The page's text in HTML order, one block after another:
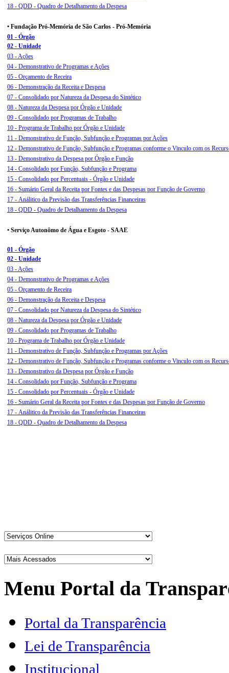
18 - QDD - Quadro de Detalhamento da Despesa
• Fundação Pró-Memória de São Carlos - Pró-Memória
01 - Órgão
02 - Unidade
03 - Ações
04 - Demonstrativo de Programas e Ações
05 - Orçamento de Receira
06 - Demonstração da Receita e Despesa
07 - Consolidado por Natureza da Despesa do Sintético
08 - Natureza da Despesa por Órgão e Unidade
09 - Consolidado por Programas de Trabalho
10 - Programa de Trabalho por Órgão e Unidade
11 - Demonstrativo de Função, Subfunção e Programas por Ações
12 - Demonstrativo de Função, Subfunção e Programas conforme o Vinculo com os
13 - Demonstrativo da Despesa por Órgão e Função
14 - Consolidado por Função, Subfunção e Programa
15 - Consolidado por Percentuais - Órgão e Unidade
16 - Sumário Geral da Receita por Fontes e das Despesas por Função de Governo
17 - Análitico da Previsão das Transferências Financeiras
18 - QDD - Quadro de Detalhamento da Despesa
• Serviço Autonômo de Água e Esgoto - SAAE
01 - Órgão
02 - Unidade
03 - Ações
04 - Demonstrativo de Programas e Ações
05 - Orçamento de Receira
06 - Demonstração da Receita e Despesa
07 - Consolidado por Natureza da Despesa do Sintético
08 - Natureza da Despesa por Órgão e Unidade
09 - Consolidado por Programas de Trabalho
10 - Programa de Trabalho por Órgão e Unidade
11 - Demonstrativo de Função, Subfunção e Programas por Ações
12 - Demonstrativo de Função, Subfunção e Programas conforme o Vinculo com os
13 - Demonstrativo da Despesa por Órgão e Função
14 - Consolidado por Função, Subfunção e Programa
15 - Consolidado por Percentuais - Órgão e Unidade
16 - Sumário Geral da Receita por Fontes e das Despesas por Função de Governo
17 - Análitico da Previsão das Transferências Financeiras
18 - QDD - Quadro de Detalhamento da Despesa
Menu Portal da
Portal da Transparência
Lei de Transparência
Institucional